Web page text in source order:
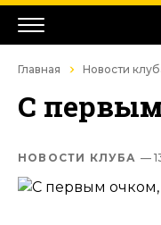
Главная Новости
С
НОВОСТИ КЛУБА —